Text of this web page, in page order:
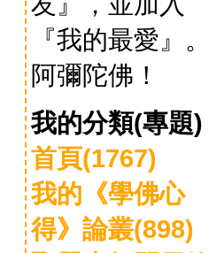
『我的最愛』。
阿彌陀佛！
我的分類(專題)
首頁(1767)
我的《學佛心
得》論叢(898)